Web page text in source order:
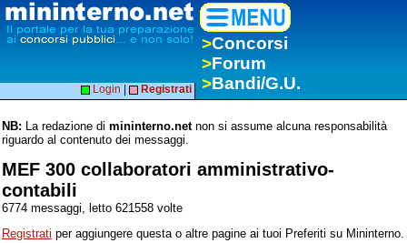
>Concorsi
>Forum
>Bandi/G.U.
Login Registrati
NB: La redazione di mininterno.netnon si assume alcuna responsabilità
riguardo al contenuto dei messaggi.
MEF 300 collaboratori amministrativo-
contabili
6774 messaggi, letto 621558 volte
Registrati per aggiungere questa o altre pagine ai tuoi Preferiti su Mininterno.